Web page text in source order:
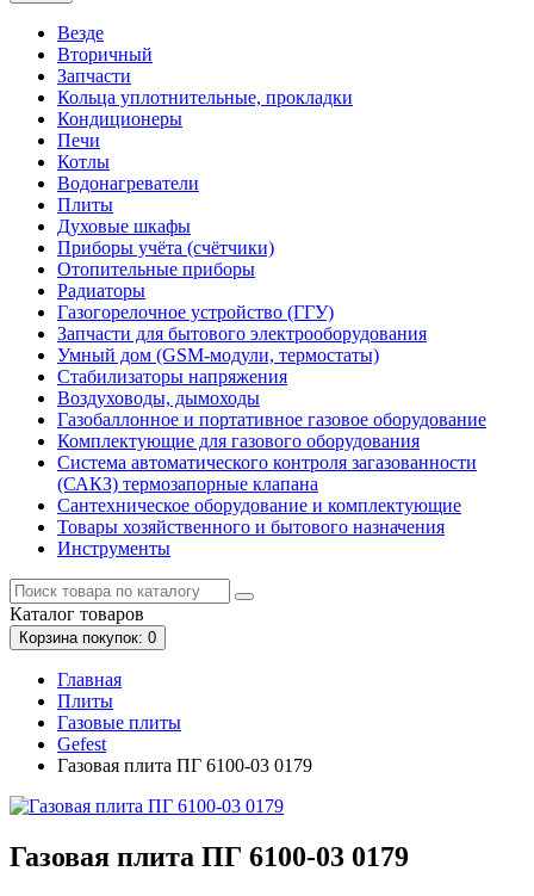
Везде
Вторичный
Запчасти
Кольца уплотнительные, прокладки
Кондиционеры
Печи
Котлы
Водонагреватели
Плиты
Духовые шкафы
Приборы учёта (счётчики)
Отопительные приборы
Радиаторы
Газогорелочное устройство (ГГУ)
Запчасти для бытового электрооборудования
Умный дом (GSM-модули, термостаты)
Cтабилизаторы напряжения
Воздуховоды, дымоходы
Газобаллонное и портативное газовое оборудование
Комплектующие для газового оборудования
Система автоматического контроля загазованности
(САКЗ) термозапорные клапана
Сантехническое оборудование и комплектующие
Товары хозяйственного и бытового назначения
Инструменты
Каталог товаров
Корзинапокупок: 0
Главная
Плиты
Газовые плиты
Gefest
Газовая плита ПГ 6100-03 0179
Газовая плита ПГ 6100-03 0179